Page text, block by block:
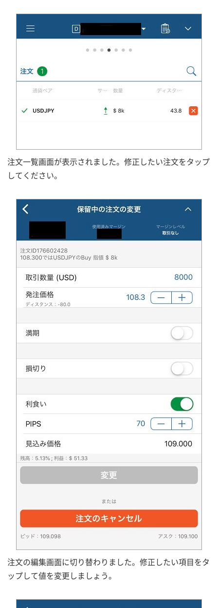
注文一覧画面が表示されました。修正したい注文をタップ
してください。
注文の編集画面に切り替わりました。修正したい項目をタ
ップして値を変更しましょう。